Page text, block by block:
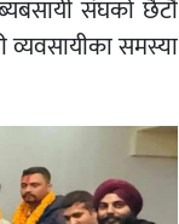
संघको छैटौं
व्यवसायीका समस्या